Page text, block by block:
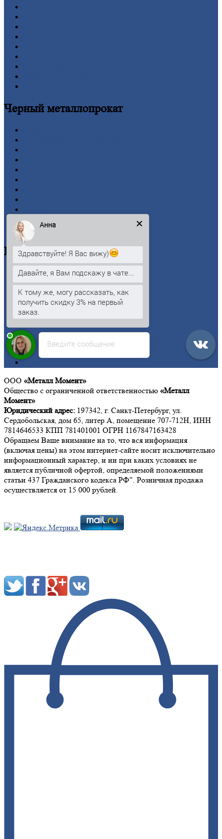
Черныйметаллопрокат
Шестигранник
Калькулятор
Цветнойметаллопрокат
Алюминий
Бронза
Вольфрам
Латунь
Медь
Олово
Свинец
Титан
Цинк
ООО «Металл Момент»
Общество с ограниченной ответственностью «Металл
Момент»
Юридический адрес: 197342, г. Санкт-Петербург, ул.
Сердобольская, дом 65, литер А, помещение 707-712Н, ИНН
7814646533 КПП 781401001 ОГРН 1167847163428
Обращаем Ваше внимание на то, что вся информация
(включая цены) на этом интернет-сайте носит исключительно
информационный характер, и ни при каких условиях не
является публичной офертой, определяемой положениями
статьи 437 Гражданского кодекса РФ". Розничная продажа
осуществляется от 15 000 рублей.
Введите сообщение
Анна
Здравствуйте! Я Вас вижу)
Давайте, я Вам подскажу в чате...
К тому же, могу рассказать, как
получить скидку 3% на первый
заказ.